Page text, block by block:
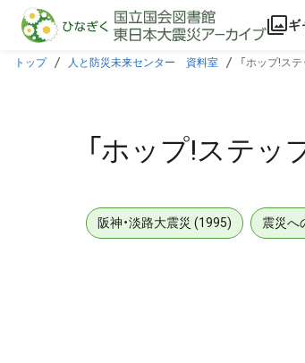
本文に飛ぶ
ギ
トップ 人と防災未来センター 資料室 「ホップ!ス
「ホップ!ステ
阪神・淡路大震災 (1995) 震災へ